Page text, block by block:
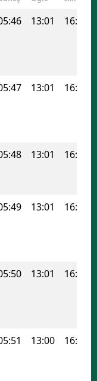
Çanakkale
Denizli
Erzurum
Hakkari
13:01 16:54
13:01 16:53
13:01 16:53
13:01 16:52
13:01 16:51
13:00 16:51